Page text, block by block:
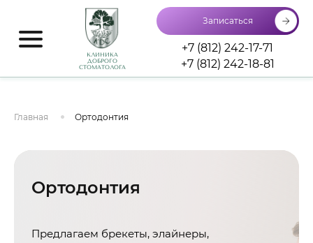
КЛИНИКА
ДОБРОГО
СТОМАТОЛОГА
Записаться
+7 (812) 242-17-71
+7 (812) 242-18-81
Главная Ортодонтия
Ортодонтия
Предлагаем брекеты, элайнеры,